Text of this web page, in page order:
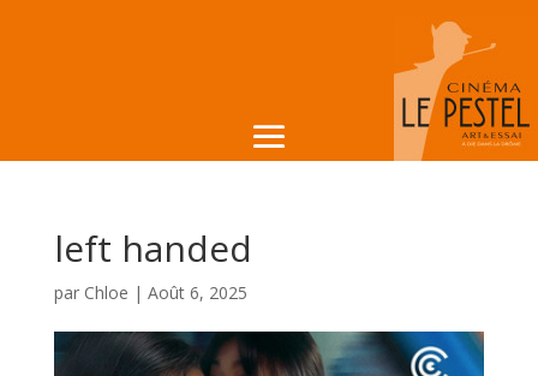
left handed
par Chloe | Août 6, 2025